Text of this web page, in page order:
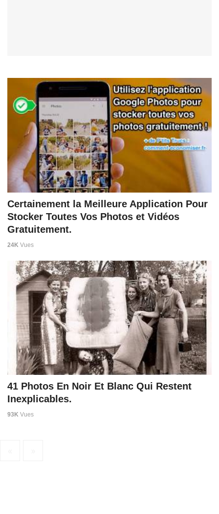
Certainement la Meilleure Application Pour
Stocker Toutes Vos Photos et Vidéos
Gratuitement.
24K Vues
41 Photos En Noir Et Blanc Qui Restent
Inexplicables.
93K Vues